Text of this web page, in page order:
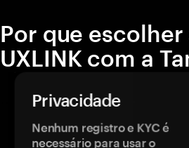
Por que
UXLINK com a
Privacidade
Nenhum registro e KYC é
necessário para usar o